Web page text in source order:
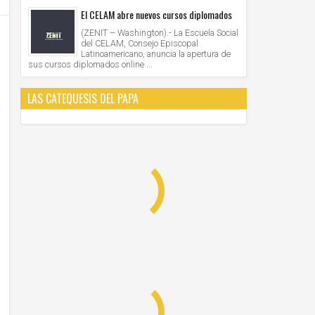
El CELAM abre nuevos cursos diplomados
(ZENIT – Washington).- La Escuela Social
del CELAM, Consejo Episcopal
Latinoamericano, anuncia la apertura de
sus cursos diplomados online ...
LAS CATEQUESIS DEL PAPA